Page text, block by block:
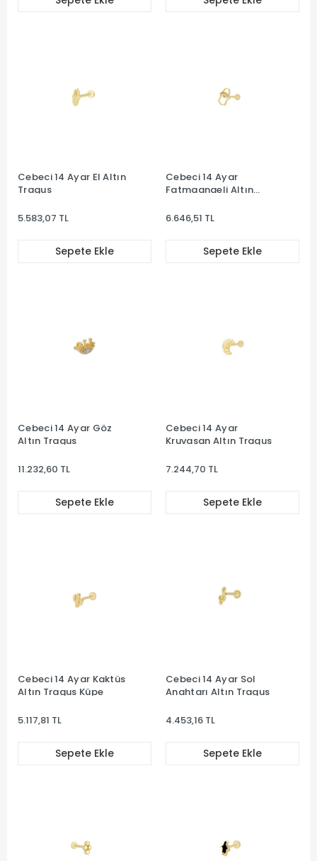
Cebeci 14 Ayar El Altın
Tragus
5.583,07 TL
Sepete Ekle
Cebeci 14 Ayar
Fatmaanaeli Altın
6.646,51 TL
Sepete Ekle
Cebeci 14 Ayar Göz
Altın Tragus
11.232,60 TL
Sepete Ekle
Cebeci 14 Ayar
Kruvasan Altın Tragus
7.244,70 TL
Sepete Ekle
Cebeci 14 Ayar Kaktüs
Altın Tragus Küpe
5.117,81 TL
Sepete Ekle
Cebeci 14 Ayar Sol
Anahtarı Altın Tragus
4.453,16 TL
Sepete Ekle